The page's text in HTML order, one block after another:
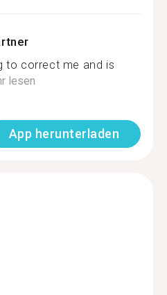
to correct me and is
lesen
App herunterladen